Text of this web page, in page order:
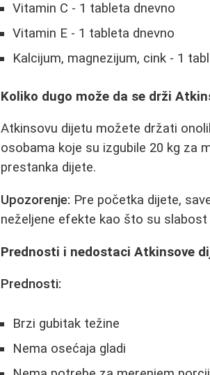
Vitamin C - 1 tableta dnevno
Vitamin E - 1 tableta dnevno
Kalcijum, magnezijum, cink - 1
Koliko dugo može da se drži
Atkinsovu dijetu možete držati
osobama koje su izgubile 20 kg za
prestanka dijete.
Upozorenje: Pre početka dijete,
neželjene efekte kao što su
Prednosti i nedostaci Atkinsove
Prednosti:
Brzi gubitak težine
Nema osećaja gladi